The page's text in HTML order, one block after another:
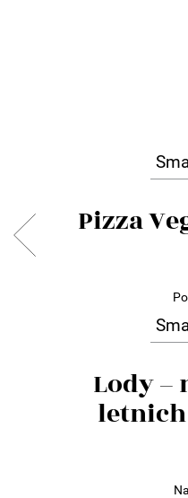
Pizza
Lody –